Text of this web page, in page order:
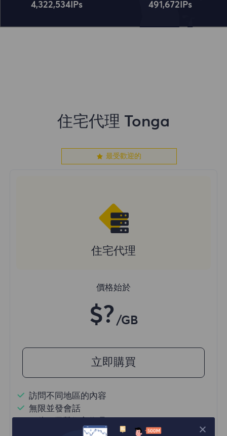
4,322,534 IPs 491,672 IPs
住宅代理 Tonga
最受歡迎的
住宅代理
價格始於
$? /GB
立即購買
訪問不同地區的內容
無限並發會話